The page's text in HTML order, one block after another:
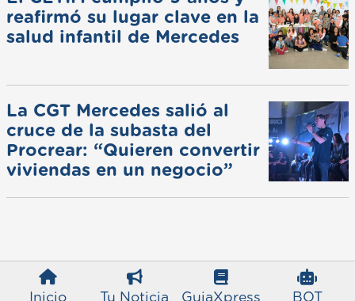
Inicio Tu Noticia GuiaXpress BOT
reafirmó su lugar clave en la
salud infantil de Mercedes
La CGT Mercedes salió al
cruce de la subasta del
Procrear: “Quieren convertir
viviendas en un negocio”